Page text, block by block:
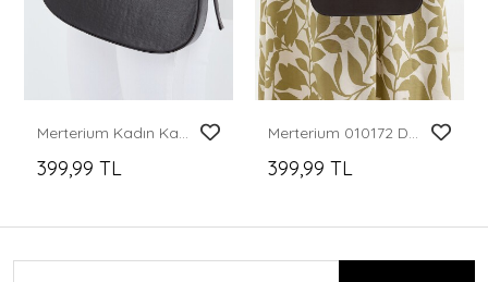
Merterium Kadın Kahverengi Düz Baget Çanta 010167
399,99 TL
Merterium 010172 Düz Baget Omuz Çantası - Kahverengi
399,99 TL